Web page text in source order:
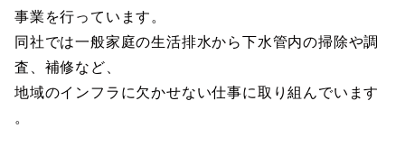
事業を行っています。
同社では一般家庭の生活排水から下水管内の掃除や調
査、補修など、
地域のインフラに欠かせない仕事に取り組んでいます
。